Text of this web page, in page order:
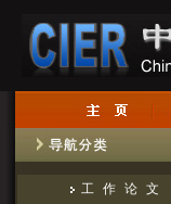
工作论文